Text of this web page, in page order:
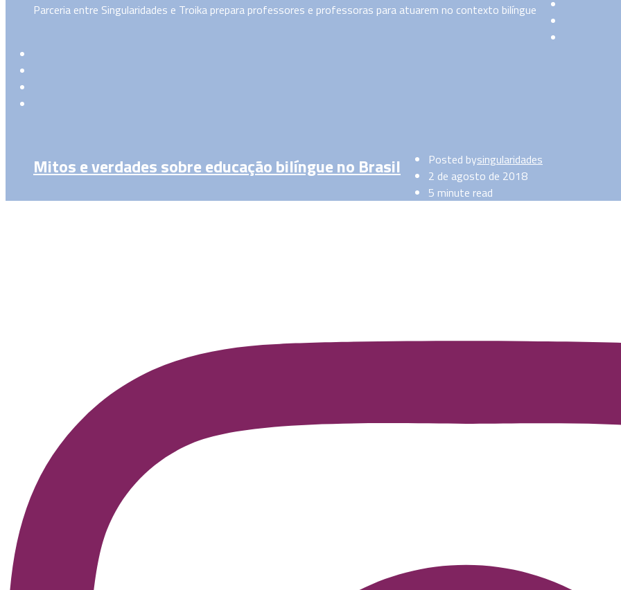
Parceria entre Singularidades e Troika prepara professores e professoras para atuarem no contexto bilíngue
Mitos e verdades sobre educação bilíngue no Brasil Posted bysingularidades
2 de agosto de 2018
5 minute read